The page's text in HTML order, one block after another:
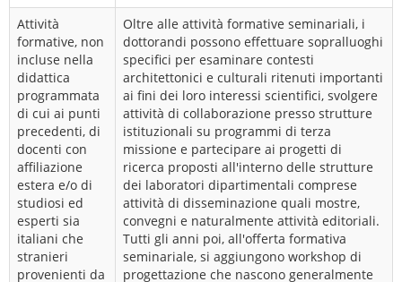
Attività
formative, non
incluse nella
didattica
programmata
di cui ai punti
precedenti, di
docenti con
affiliazione
estera e/o di
studiosi ed
esperti sia
italiani che
stranieri
provenienti da
Oltre alle attività formative seminariali, i
dottorandi possono effettuare sopralluoghi
specifici per esaminare contesti
architettonici e culturali ritenuti importanti
ai fini dei loro interessi scientifici, svolgere
attività di collaborazione presso strutture
istituzionali su programmi di terza
missione e partecipare ai progetti di
ricerca proposti all'interno delle strutture
dei laboratori dipartimentali comprese
attività di disseminazione quali mostre,
convegni e naturalmente attività editoriali.
Tutti gli anni poi, all'offerta formativa
seminariale, si aggiungono workshop di
progettazione che nascono generalmente